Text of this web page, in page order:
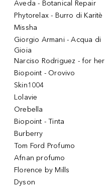
Aveda - Botanical Repair
Phytorelax - Burro di Karitè
Missha
Giorgio Armani - Acqua di
Gioia
Narciso Rodriguez - for her
Biopoint - Orovivo
Skin1004
Lolavie
Orebella
Biopoint - Tinta
Burberry
Tom Ford Profumo
Afnan profumo
Florence by Mills
Dyson